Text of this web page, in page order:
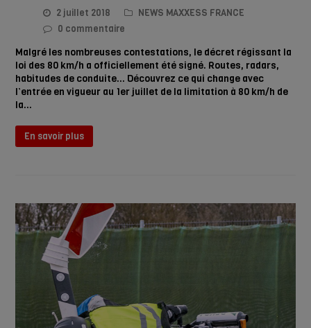
2 juillet 2018
NEWS MAXXESS FRANCE
0 commentaire
Malgré les nombreuses contestations, le décret régissant la
loi des 80 km/h a officiellement été signé. Routes, radars,
habitudes de conduite... Découvrez ce qui change avec
l’entrée en vigueur au 1er juillet de la limitation à 80 km/h de
la…
En savoir plus